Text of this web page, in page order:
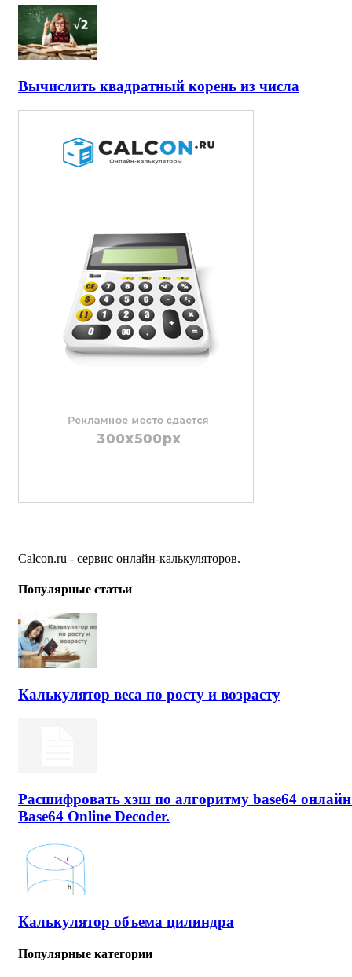
Вычислить квадратный корень из числа
Calcon.ru - сервис онлайн-калькуляторов.
Популярные статьи
Калькулятор веса по росту и возрасту
Расшифровать хэш по алгоритму base64
Base64 Online Decoder.
Калькулятор объема цилиндра
Популярные категории